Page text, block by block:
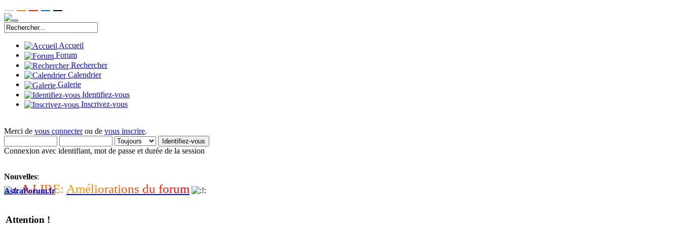
Accueil
Forum
Rechercher
Calendrier
Galerie
Identifiez-vous
Inscrivez-vous
Merci de vous connecterou de vous inscrire.
Connexion avec identifiant, mot de passe et durée de la session
Nouvelles:
A LIRE: Améliorations du forum
AstraForum.fr
Attention !